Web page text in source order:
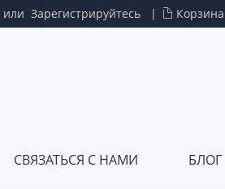
Корзина
|
или Зарегистрируйтесь
СВЯЗАТЬСЯ С НАМИ БЛОГ